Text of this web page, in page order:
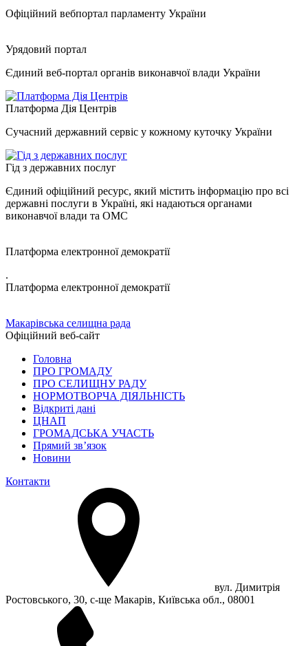
Офіційний вебпортал парламенту України
Урядовий портал
Єдиний веб-портал органів виконавчої влади України
Платформа Дія Центрів
Сучасний державний сервіс у кожному куточку України
Гід з державних послуг
Єдиний офіційний ресурс, який містить інформацію про всі
державні послуги в Україні, які надаються органами
виконавчої влади та ОМС
Платформа електронної демократії
.
Платформа електронної демократії
Макарівська селищна рада
Офіційний веб-сайт
Головна
ПРО ГРОМАДУ
ПРО СЕЛИЩНУ РАДУ
НОРМОТВОРЧА ДІЯЛЬНІСТЬ
Відкриті дані
ЦНАП
ГРОМАДСЬКА УЧАСТЬ
Прямий зв’язок
Новини
Контакти
вул. Димитрія
Ростовського, 30, с-ще Макарів, Київська обл., 08001